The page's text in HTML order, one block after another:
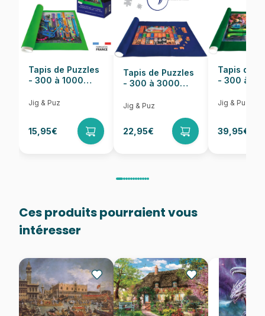
Nombre de pièces 1000 pièces
Dimensions 70 x 50 cm
Tapis de Puzzles
- 300 à 1000
Jig & Puz
15,95€
Tapis de Puzzles
- 300 à 3000
Jig & Puz
22,95€
Tapis de
- 300 à
Jig & Puz
39,95€
Ces produits pourraient vous
intéresser